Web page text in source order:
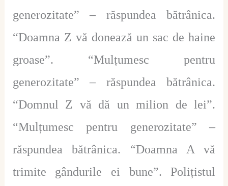
generozitate” – răspundea bătrânica.
“Doamna Z vă donează un sac de haine
groase”. “Mulțumesc pentru
generozitate” – răspundea bătrânica.
“Domnul Z vă dă un milion de lei”.
“Mulțumesc pentru generozitate” –
răspundea bătrânica. “Doamna A vă
trimite gândurile ei bune”. Polițistul